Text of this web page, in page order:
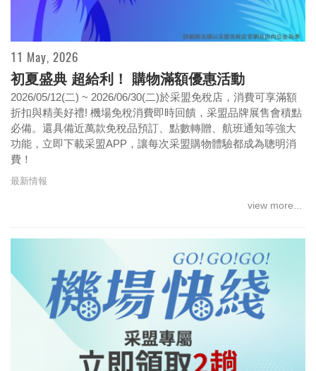
11 May, 2026
初夏盛典 超給利！ 購物滿額優惠活動
2026/05/12(二) ~ 2026/06/30(二)於采盟免稅店，消費可享滿額
折扣與精美好禮! 機場免稅消費即時回饋，采盟品牌展售會積點
必備。還具備近萬款免稅品預訂、點數轉贈、航班通知等強大
功能，立即下載采盟APP，讓每次采盟購物體驗都成為聰明消
費！
最新情報
view more...